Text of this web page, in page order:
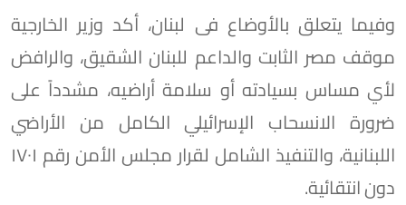
وفيما يتعلق بالأوضاع فى لبنان، أكد وزير الخارجية
موقف مصر الثابت والداعم للبنان الشقيق، والرافض
لأي مساس بسيادته أو سلامة أراضيه، مشدداً على
ضرورة الانسحاب الإسرائيلي الكامل من الأراضي
اللبنانية، والتنفيذ الشامل لقرار مجلس الأمن رقم ١٧٠١
دون انتقائية.